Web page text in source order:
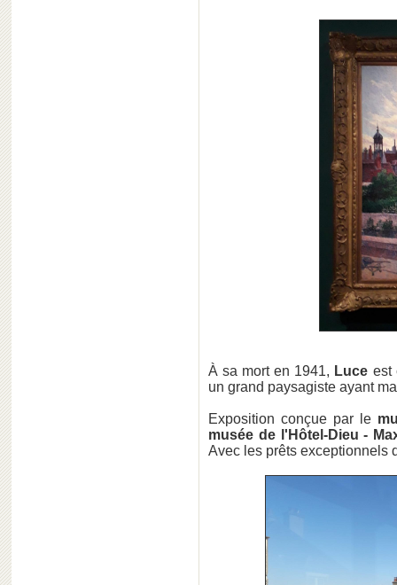
À sa mort en 1941, Luce est
un grand paysagiste ayant
Exposition conçue par le
musée de l'Hôtel-Dieu -
Avec les prêts exceptionnels